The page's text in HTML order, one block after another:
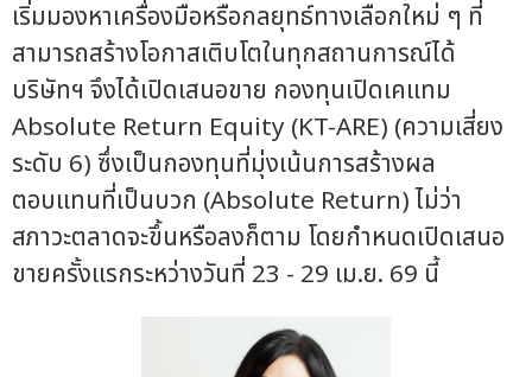
เริ่มมองหาเครื่องมือหรือกลยุทธ์ทางเลือกใหม่ ๆ ที่
สามารถสร้างโอกาสเติบโตในทุกสถานการณ์ได้
บริษัทฯ จึงได้เปิดเสนอขาย กองทุนเปิดเคแทม
Absolute Return Equity (KT-ARE) (ความเสี่ยง
ระดับ 6) ซึ่งเป็นกองทุนที่มุ่งเน้นการสร้างผล
ตอบแทนที่เป็นบวก (Absolute Return) ไม่ว่า
สภาวะตลาดจะขึ้นหรือลงก็ตาม โดยกำหนดเปิดเสนอ
ขายครั้งแรกระหว่างวันที่ 23 - 29 เม.ย. 69 นี้